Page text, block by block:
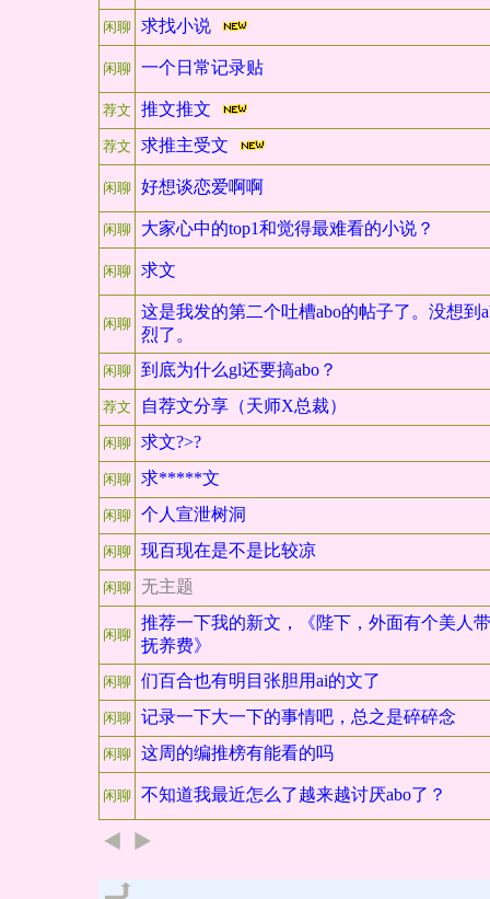
闲聊 求找小说
闲聊 一个日常记录贴
荐文 推文推文
荐文 求推主受文
闲聊 好想谈恋爱啊啊
闲聊 大家心中的top1和觉得最难看的小说？
闲聊 求文
闲聊
这是我发的第二个吐槽abo的帖子了。没想到
烈了。
闲聊 到底为什么gl还要搞abo？
荐文 自荐文分享（天师X总裁）
闲聊 求文?>?
闲聊 求*****文
闲聊 个人宣泄树洞
闲聊 现百现在是不是比较凉
闲聊 无主题
闲聊
推荐一下我的新文，《陛下，外面有个美人
抚养费》
闲聊 们百合也有明目张胆用ai的文了
闲聊 记录一下大一下的事情吧，总之是碎碎念
闲聊 这周的编推榜有能看的吗
闲聊 不知道我最近怎么了越来越讨厌abo了？